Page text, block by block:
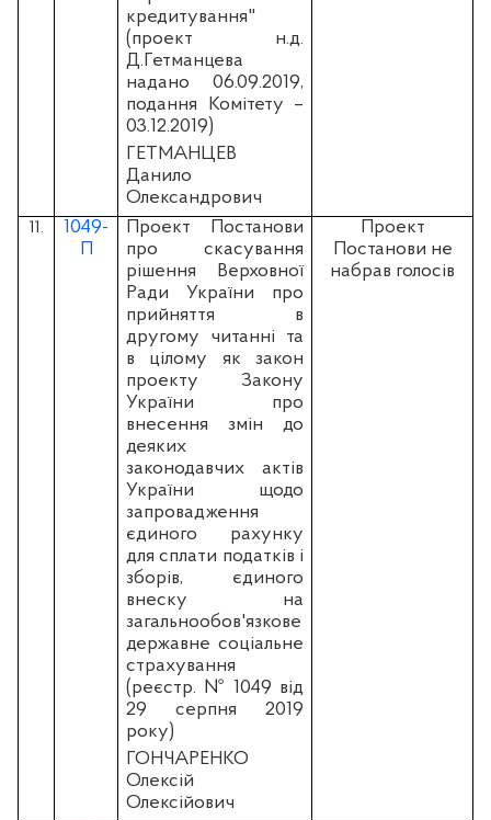
кредитування"
(проект н.д.
Д.Гетманцева
надано 06.09.2019,
подання Комітету –
03.12.2019)
ГЕТМАНЦЕВ
Данило
Олександрович
11.
1049-
П
Проект Постанови
про скасування
рішення Верховної
Ради України про
прийняття в
другому читанні та
в цілому як закон
проекту Закону
України про
внесення змін до
деяких
законодавчих актів
України щодо
запровадження
єдиного рахунку
для сплати податків і
зборів, єдиного
внеску на
загальнообов'язкове
державне соціальне
страхування
(реєстр. № 1049 від
29 серпня 2019
року)
ГОНЧАРЕНКО
Олексій
Олексійович
Проект
Постанови не
набрав голосів